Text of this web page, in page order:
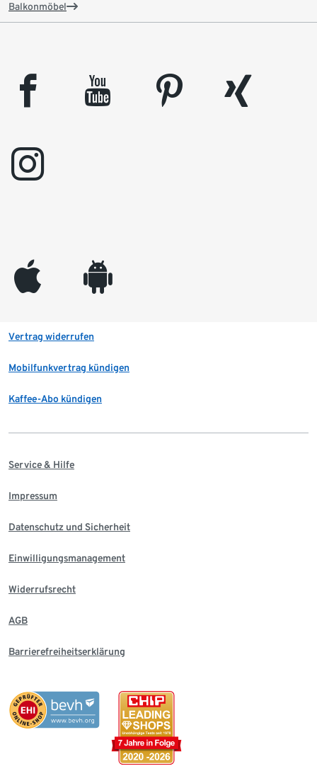
Balkonmöbel
facebook youtube pinterest
xing
instagram
appleinc android
Vertrag widerrufen
Mobilfunkvertrag kündigen
Kaffee-Abo kündigen
Service & Hilfe
Impressum
Datenschutz und Sicherheit
Einwilligungsmanagement
Widerrufsrecht
AGB
Barrierefreiheitserklärung